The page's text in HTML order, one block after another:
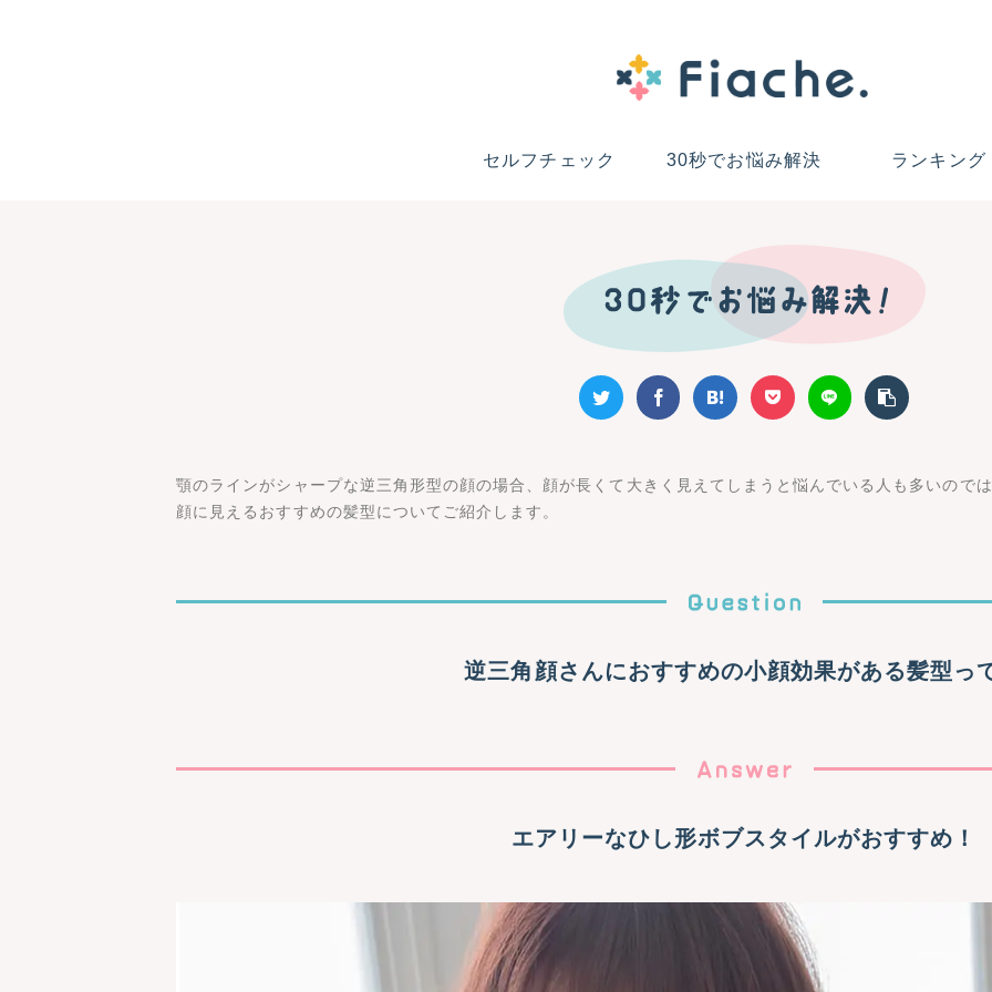
セルフチェック 30秒でお悩み解決 ランキング
顎のラインがシャープな逆三角形型の顔の場合、顔が長くて大きく見えてしまうと悩んでいる人も多いので
顔に見えるおすすめの髪型についてご紹介します。
逆三角顔さんにおすすめの小顔効果がある髪型っ
エアリーなひし形ボブスタイルがおすすめ！